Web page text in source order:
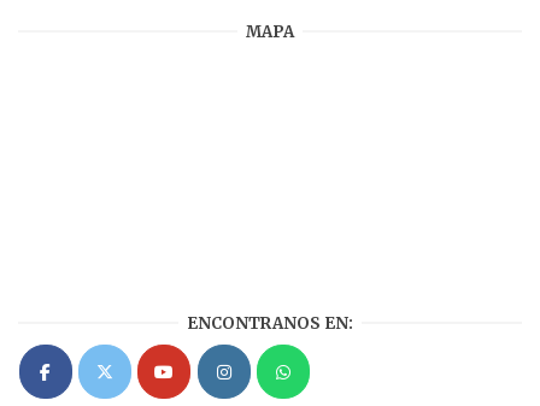
MAPA
ENCONTRANOS EN: